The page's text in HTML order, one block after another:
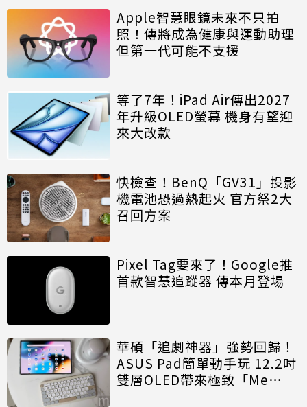
Apple智慧眼鏡未來不只拍
照！傳將成為健康與運動助理
但第一代可能不支援
等了7年！iPad Air傳出2027
年升級OLED螢幕 機身有望迎
來大改款
快檢查！BenQ「GV31」投影
機電池恐過熱起火 官方祭2大
召回方案
Pixel Tag要來了！Google推
首款智慧追蹤器 傳本月登場
華碩「追劇神器」強勢回歸！
ASUS Pad簡單動手玩 12.2吋
雙層OLED帶來極致「Me